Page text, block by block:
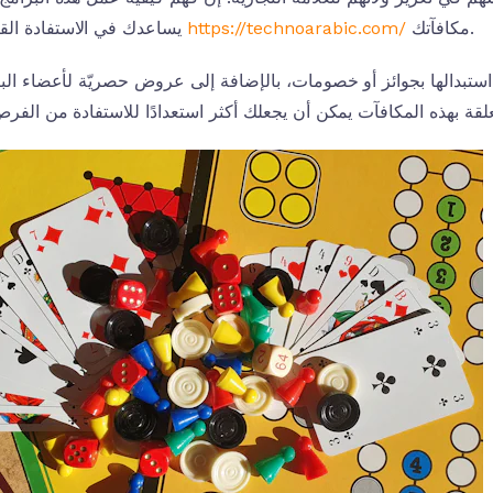
https://technoarabic.com/ مكافآتك.
استبدالها بجوائز أو خصومات، بالإضافة إلى عروض حصريّة لأعضاء